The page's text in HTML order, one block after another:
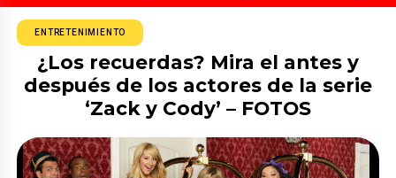
ENTRETENIMIENTO
¿Los recuerdas? Mira el antes y
después de los actores de la serie
‘Zack y Cody’ – FOTOS